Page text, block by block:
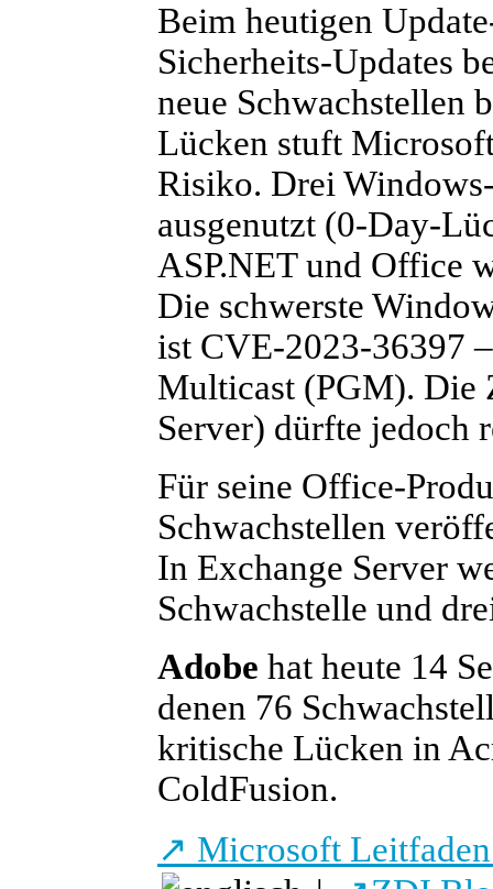
Beim heutigen
Sicherheits-Updates
neue Schwachstellen
Lücken stuft
Risiko. Drei
ausgenutzt (0-Day-
ASP.NET und Office
Die schwerste
ist CVE-2023-36397
Multicast (PGM). Die
Server) dürfte jedoch
Für seine Office-
Schwachstellen
In Exchange Server
Schwachstelle und
Adobe hat heute 14
denen 76
kritische Lücken in
ColdFusion.
↗ Microsoft